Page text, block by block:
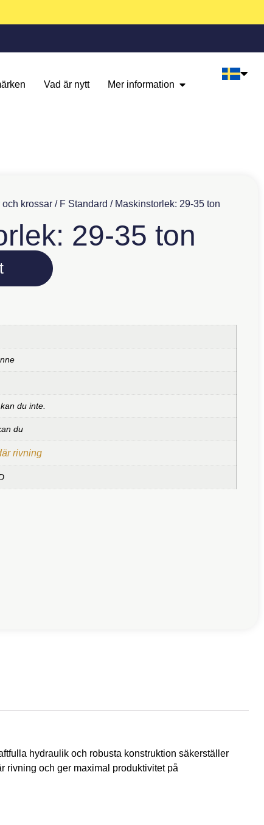
Vad är nytt Mer information
och krossar / F Standard / Maskinstorlek: 29-35 ton
29-35 ton
du inte.
du
rivning
hydraulik och robusta konstruktion säkerställer
rivning och ger maximal produktivitet på